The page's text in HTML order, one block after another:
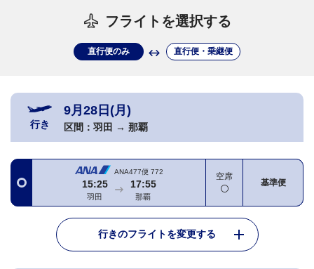
フライトを選択する
直行便のみ 直行便・乗継便
行き
9月28日(月)
区間： 羽田 → 那覇
ANA477便 772
15:25
羽田
17:55
那覇
空席
基準便
行きのフライトを変更する